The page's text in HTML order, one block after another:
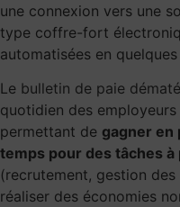
une connexion vers une
type coffre-fort
automatisées en
Le bulletin de paie
quotidien des
permettant de gagner en
temps pour des tâches
(recrutement, gestion
réaliser des économies